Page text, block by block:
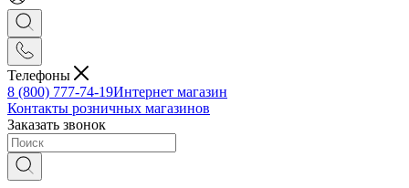
Телефоны
8 (800) 777-74-19Интернет магазин
Контакты розничных магазинов
Заказать звонок